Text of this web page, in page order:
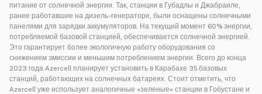
питание от солнечной энергии. Так, станции в Губадлы и Джабраиле,
ранее работавшие на дизель-генераторе, были оснащены солнечными
панелями для зарядки аккумуляторов. На текущий момент 60% энергии,
потребляемой базовой станцией, обеспечивается солнечной энергией.
Это гарантирует более экологичную работу оборудования со
снижением эмиссии и меньшим потреблением энергии. Всего до конца
2023 года Azercell планирует установить в Карабахе 35 базовых
станций, работающих на солнечных батареях. Стоит отметить, что
Azercell уже использует аналогичные «зеленые» станции в Гобустане и